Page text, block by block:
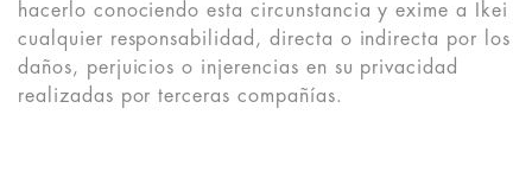
hacerlo conociendo esta circunstancia y exime a Ikei
cualquier responsabilidad, directa o indirecta por los
daños, perjuicios o injerencias en su privacidad
realizadas por terceras compañías.